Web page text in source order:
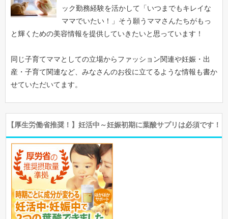
ック勤務経験を活かして「いつまでもキレイな
ママでいたい！」そう願うママさんたちがもっ
と輝くための美容情報を提供していきたいと思っています！
同じ子育てママとしての立場からファッション関連や妊娠・出
産・子育て関連など、みなさんのお役に立てるような情報も書か
せていただいてます。
【厚生労働省推奨！】妊活中～妊娠初期に葉酸サプリは必須です！